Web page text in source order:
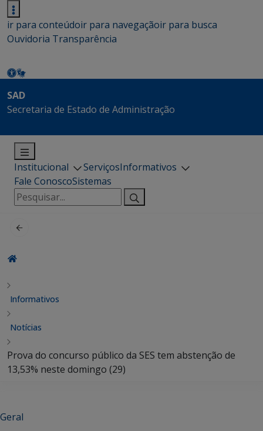
ir para conteúdoir para navegaçãoir para busca
Ouvidoria Transparência
SAD
Secretaria de Estado de Administração
Institucional ServiçosInformativos
Fale ConoscoSistemas
Pesquisar
por:
Informativos
Notícias
Prova do concurso público da SES tem abstenção de
13,53% neste domingo (29)
Geral